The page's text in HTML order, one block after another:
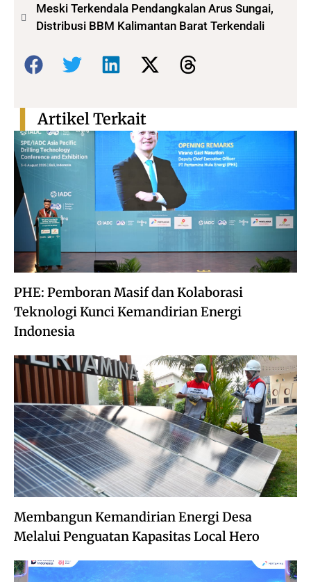
Meski Terkendala Pendangkalan Arus Sungai,
Distribusi BBM Kalimantan Barat Terkendali
Bagikan:
PHE: Pemboran Masif dan Kolaborasi
Teknologi Kunci Kemandirian Energi
Indonesia
Membangun Kemandirian Energi Desa
Melalui Penguatan Kapasitas Local Hero
Artikel Terkait